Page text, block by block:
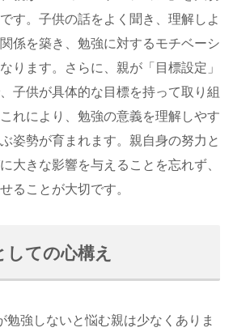
す。子供の話をよく聞き、理解しよ
係を築き、勉強に対するモチベーシ
ります。さらに、親が「目標設定」
子供が具体的な目標を持って取り組
れにより、勉強の意義を理解しやす
姿勢が育まれます。親自身の努力と
大きな影響を与えることを忘れず、
ることが大切です。
しての心構え
勉強しないと悩む親は少なくありま